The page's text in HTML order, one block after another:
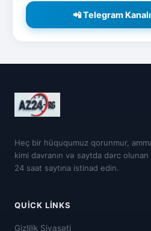
📲 Telegram
Heç bir hüququmuz qorunmur,
kimi davranın və saytda dərc
24 saat saytına istinad edin.
QUICK LINKS
Gizlilik Siyasəti